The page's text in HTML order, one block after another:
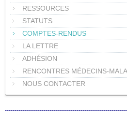
RESSOURCES
STATUTS
COMPTES-RENDUS
LA LETTRE
ADHÉSION
RENCONTRES MÉDECINS-
NOUS CONTACTER